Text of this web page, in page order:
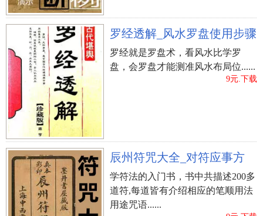
罗经透解_风水罗盘使用步骤
罗经就是罗盘术，看风水比学罗
盘，会罗盘才能测准风水布局位......
9元.下载
辰州符咒大全_对符应事方
学符法的入门书，书中共描述200多
道符,每道皆有介绍相应的笔顺用法
用途咒语......